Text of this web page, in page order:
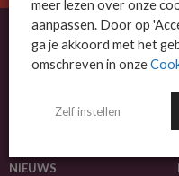
MSP Business is het
NIEUWS
meer lezen over onze
aanpassen. Door op
ga je akkoord met het
omschreven in onze
Zelf instellen